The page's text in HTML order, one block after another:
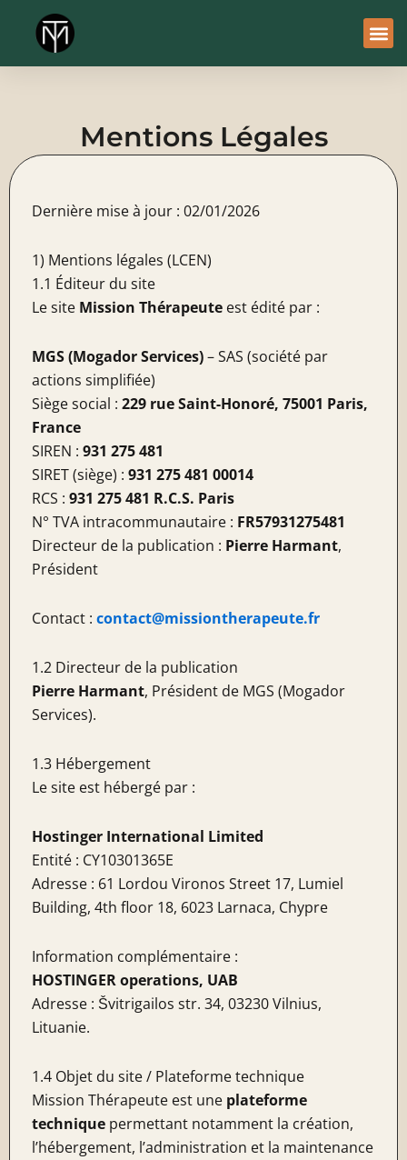
contenu
Mentions Légales
Dernière mise à jour : 02/01/2026
1) Mentions légales (LCEN)
1.1 Éditeur du site
Le site Mission Thérapeute est édité par :
MGS (Mogador Services)– SAS (société par
actions simplifiée)
Siège social : 229 rue Saint-Honoré, 75001 Paris,
France
SIREN : 931 275 481
SIRET (siège) : 931 275 481 00014
RCS : 931 275 481 R.C.S. Paris
N° TVA intracommunautaire : FR57931275481
Directeur de la publication : Pierre Harmant,
Président
Contact : contact@missiontherapeute.fr
1.2 Directeur de la publication
Pierre Harmant, Président de MGS (Mogador
Services).
1.3 Hébergement
Le site est hébergé par :
Hostinger International Limited
Entité : CY10301365E
Adresse : 61 Lordou Vironos Street 17, Lumiel
Building, 4th floor 18, 6023 Larnaca, Chypre
Information complémentaire :
HOSTINGER operations, UAB
Adresse : Švitrigailos str. 34, 03230 Vilnius,
Lituanie.
1.4 Objet du site / Plateforme technique
Mission Thérapeute est une plateforme
technique permettant notamment la création,
l’hébergement, l’administration et la maintenance